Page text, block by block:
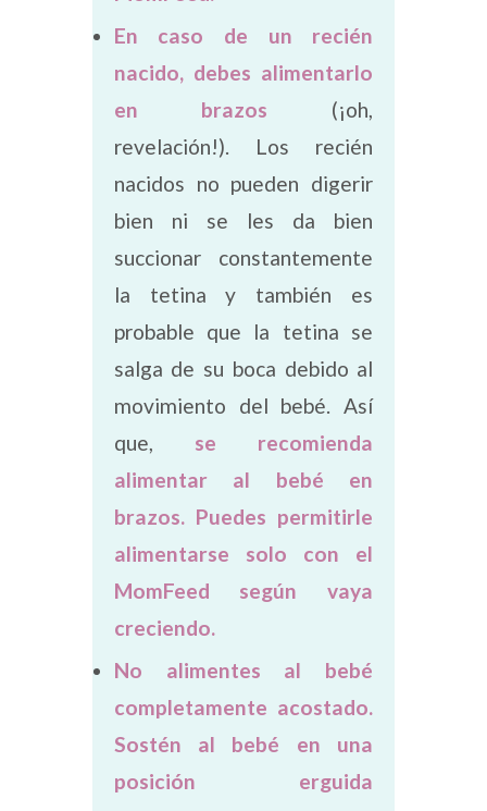
En caso de un recién
nacido, debes alimentarlo
en brazos (¡oh,
revelación!). Los recién
nacidos no pueden digerir
bien ni se les da bien
succionar constantemente
la tetina y también es
probable que la tetina se
salga de su boca debido al
movimiento del bebé. Así
que, se recomienda
alimentar al bebé en
brazos. Puedes permitirle
alimentarse solo con el
MomFeed según vaya
creciendo.
No alimentes al bebé
completamente acostado.
Sostén al bebé en una
posición erguida